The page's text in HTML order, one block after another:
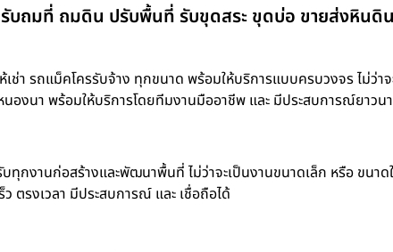
รับถมที่ ถมดิน ปรับพื้นที่ รับขุดสระ ขุดบ่อ ขายส่งหินดิ
ช่า รถแม็คโครรับจ้าง ทุกขนาด พร้อมให้บริการแบบครบวงจร ไม่ว่า
งนา พร้อมให้บริการโดยทีมงานมืออาชีพ และ มีประสบการณ์ยาวน
บทุกงานก่อสร้างและพัฒนาพื้นที่ ไม่ว่าจะเป็นงานขนาดเล็ก หรือ ขนา
รงเวลา มีประสบการณ์ และ เชื่อถือได้